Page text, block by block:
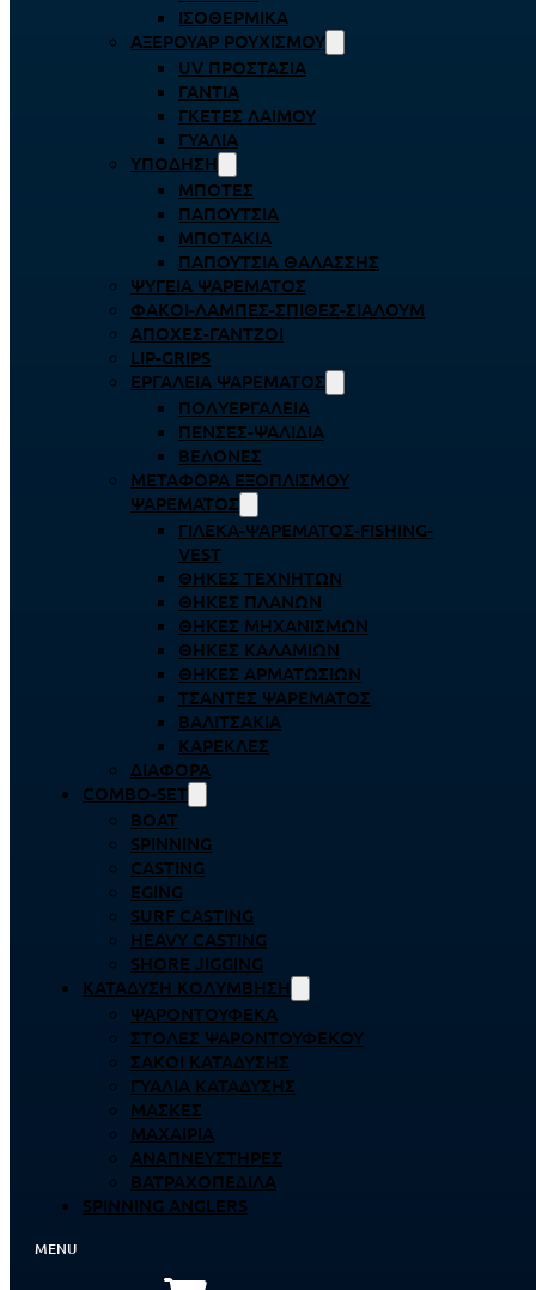
ΙΣΟΘΕΡΜΙΚΆ
ΑΞΕΡΟΥΆΡ ΡΟΥΧΙΣΜΟΎ
UV ΠΡΟΣΤΑΣΊΑ
ΓΆΝΤΙΑ
ΓΚΈΤΕΣ ΛΑΊΜΟΥ
ΓΥΑΛΙΆ
ΥΠΌΔΗΣΗ
ΜΠΌΤΕΣ
ΠΑΠΟΎΤΣΙΑ
ΜΠΟΤΆΚΙΑ
ΠΑΠΟΎΤΣΙΑ ΘΑΛΆΣΣΗΣ
ΨΥΓΕΊΑ ΨΑΡΈΜΑΤΟΣ
ΦΑΚΟΊ-ΛΆΜΠΕΣ-ΣΠΊΘΕΣ-ΣΊΑΛΟΥΜ
ΑΠΌΧΕΣ-ΓΆΝΤΖΟΙ
LIP-GRIPS
EΡΓΑΛΕΊΑ ΨΑΡΈΜΑΤΟΣ
ΠΟΛΥΕΡΓΑΛΕΊΑ
ΠΈΝΣΕΣ-ΨΑΛΊΔΙΑ
ΒΕΛΌΝΕΣ
ΜΕΤΑΦΟΡΆ ΕΞΟΠΛΙΣΜΟΎ
ΨΑΡΈΜΑΤΟΣ
ΓΙΛΈΚΑ-ΨΑΡΈΜΑΤΟΣ-FISHING-
VEST
ΘΉΚΕΣ ΤΕΧΝΗΤΏΝ
ΘΉΚΕΣ ΠΛΆΝΩΝ
ΘΉΚΕΣ ΜΗΧΑΝΙΣΜΏΝ
ΘΉΚΕΣ ΚΑΛΑΜΙΏΝ
ΘΉΚΕΣ ΑΡΜΑΤΩΣΙΏΝ
ΤΣΆΝΤΕΣ ΨΑΡΈΜΑΤΟΣ
ΒΑΛΙΤΣΆΚΙΑ
ΚΑΡΈΚΛΕΣ
ΔΙΆΦΟΡΑ
COMBO-SET
BOAT
SPINNING
CASTING
EGING
SURF CASTING
HEAVY CASTING
SHORE JIGGING
ΚΑΤΆΔΥΣΗ ΚΟΛΎΜΒΗΣΗ
ΨΑΡΟΝΤΟΎΦΕΚΑ
ΣΤΟΛΈΣ ΨΑΡΟΝΤΟΎΦΕΚΟΥ
ΣΆΚΟΙ ΚΑΤΆΔΥΣΗΣ
ΓΥΑΛΙΆ ΚΑΤΆΔΥΣΗΣ
ΜΆΣΚΕΣ
ΜΑΧΑΊΡΙΑ
ΑΝΑΠΝΕΥΣΤΉΡΕΣ
ΒΑΤΡΑΧΟΠΈΔΙΛΑ
SPINNING ANGLERS